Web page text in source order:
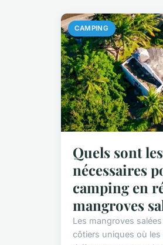
CAMPING
Quels sont
nécessaires
camping en
mangroves
Les mangroves
côtiers uniques où